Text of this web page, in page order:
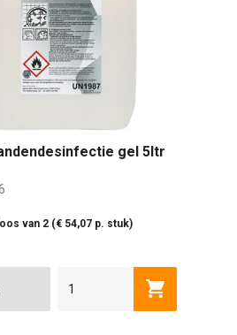
gel 5ltr
van 2 (€ 54,07 p. stuk)
Toevoegen